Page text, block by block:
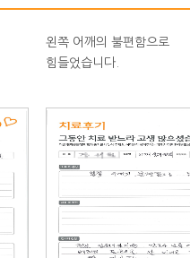
왼쪽 어깨의 불편함으로
힘들었습니다.